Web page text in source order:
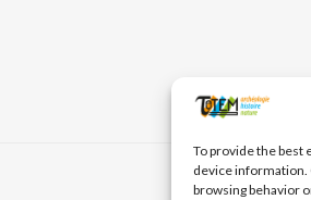
To provide the best
device information.
browsing behavior